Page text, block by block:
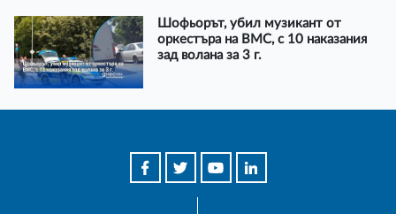
Шофьорът, убил музикант от
оркестъра на ВМС, с 10 наказания
зад волана за 3 г.